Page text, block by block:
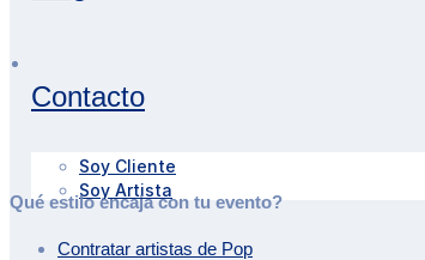
Contacto
Soy Cliente
Soy Artista
Qué estilo encaja con tu evento?
Contratar artistas de Pop